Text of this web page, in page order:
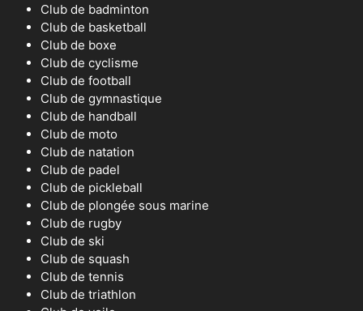
Club de badminton
Club de basketball
Club de boxe
Club de cyclisme
Club de football
Club de gymnastique
Club de handball
Club de moto
Club de natation
Club de padel
Club de pickleball
Club de plongée sous marine
Club de rugby
Club de ski
Club de squash
Club de tennis
Club de triathlon